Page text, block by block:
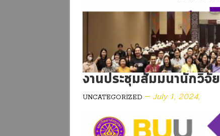
งานประชุมสัมมนานักวิจัย
UNCATEGORIZED July 1, 2024,